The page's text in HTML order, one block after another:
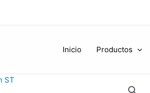
Inicio Productos